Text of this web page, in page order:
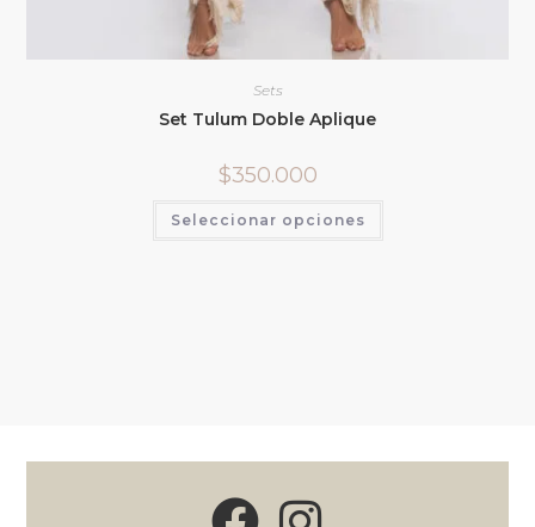
Sets
Set Tulum Doble Aplique
$350.000
Seleccionar opciones